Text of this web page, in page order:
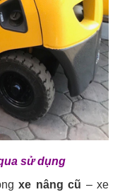
sử dụng
xe nâng cũ – xe